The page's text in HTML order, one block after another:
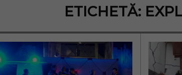
ETICHETĂ: